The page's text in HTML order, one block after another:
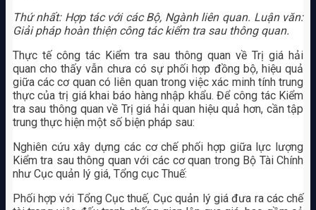
Thứ nhất: Hợp tác với các Bộ, Ngành liên quan. Luận văn:
Giải pháp hoàn thiện công tác kiểm tra sau thông quan.
Thực tế công tác Kiểm tra sau thông quan về Trị giá hải
quan cho thấy vẫn chưa có sự phối hợp đồng bộ, hiệu quả
giữa các cơ quan có liên quan trong việc xác minh tính trung
thực của trị giá khai báo hàng nhập khẩu. Để công tác Kiểm
tra sau thông quan về Trị giá hải quan hiệu quả hơn, cần tập
trung thực hiện một số biện pháp sau:
Nghiên cứu xây dựng các cơ chế phối hợp giữa lực lượng
Kiểm tra sau thông quan với các cơ quan trong Bộ Tài Chính
như Cục quản lý giá, Tổng cục Thuế:
Phối hợp với Tổng Cục thuế, Cục quản lý giá đưa ra các chế